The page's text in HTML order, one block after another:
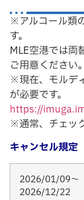
※アルコール類
す。
MLE空港では両
ご用意ください。
※現在、モルデ
が必要です。
https://
※通常、チェッ
キャンセル規定
2026/01/09～
2026/12/22